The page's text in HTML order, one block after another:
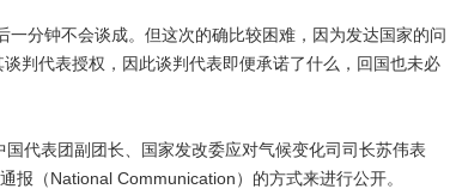
分钟不会谈成。但这次的确比较困难，因为发达国家的问
判代表授权，因此谈判代表即便承诺了什么，回国也未必
表团副团长、国家发改委应对气候变化司司长苏伟表
报（National Communication）的方式来进行公开。